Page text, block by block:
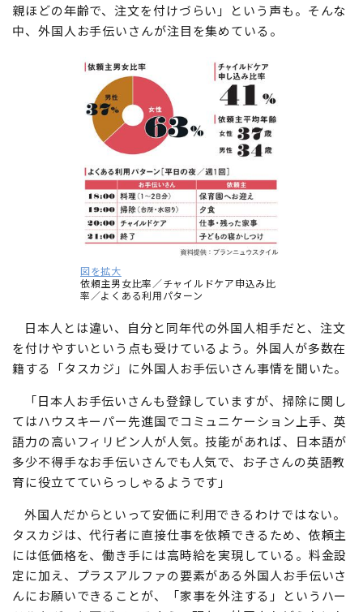
親ほどの年齢で、注文を付けづらい」という声も。そんな
中、外国人お手伝いさんが注目を集めている。
図を拡大
依頼主男女比率／チャイルドケア申込み比
率／よくある利用パターン
日本人とは違い、自分と同年代の外国人相手だと、注文
を付けやすいという点も受けているよう。外国人が多数在
籍する「タスカジ」に外国人お手伝いさん事情を聞いた。
「日本人お手伝いさんも登録していますが、掃除に関し
てはハウスキーパー先進国でコミュニケーション上手、英
語力の高いフィリピン人が人気。技能があれば、日本語が
多少不得手なお手伝いさんでも人気で、お子さんの英語教
育に役立てていらっしゃるようです」
外国人だからといって安価に利用できるわけではない。
タスカジは、代行者に直接仕事を依頼できるため、依頼主
には低価格を、働き手には高時給を実現している。料金設